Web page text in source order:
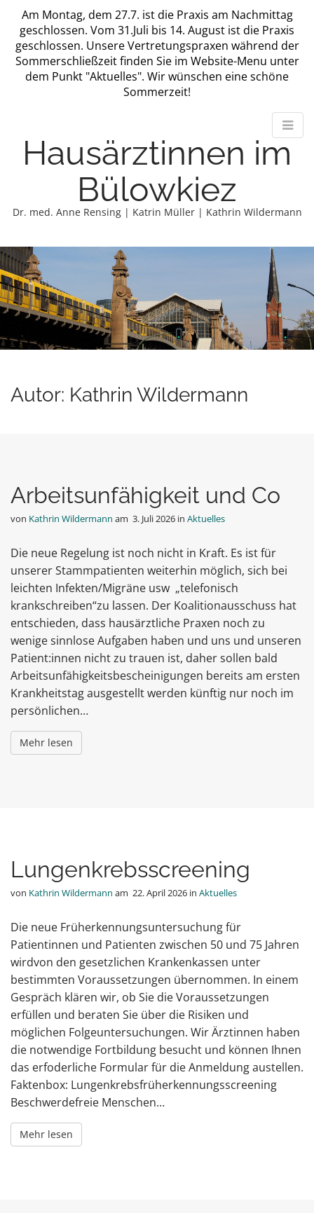
Am Montag, dem 27.7. ist die Praxis am Nachmittag
geschlossen. Vom 31.Juli bis 14. August ist die Praxis
geschlossen. Unsere Vertretungspraxen während der
Sommerschließzeit finden Sie im Website-Menu unter
dem Punkt "Aktuelles". Wir wünschen eine schöne
Sommerzeit!
Hausärztinnen im
Bülowkiez
Dr. med. Anne Rensing | Katrin Müller | Kathrin Wildermann
Autor: Kathrin Wildermann
Arbeitsunfähigkeit und Co
von Kathrin Wildermann am 3. Juli 2026 in Aktuelles
Die neue Regelung ist noch nicht in Kraft. Es ist für
unserer Stammpatienten weiterhin möglich, sich bei
leichten Infekten/Migräne usw „telefonisch
krankschreiben“zu lassen. Der Koalitionausschuss hat
entschieden, dass hausärztliche Praxen noch zu
wenige sinnlose Aufgaben haben und uns und unseren
Patient:innen nicht zu trauen ist, daher sollen bald
Arbeitsunfähigkeitsbescheinigungen bereits am ersten
Krankheitstag ausgestellt werden künftig nur noch im
persönlichen…
Mehr lesen
Lungenkrebsscreening
von Kathrin Wildermann am 22. April 2026 in Aktuelles
Die neue Früherkennungsuntersuchung für
Patientinnen und Patienten zwischen 50 und 75 Jahren
wirdvon den gesetzlichen Krankenkassen unter
bestimmten Voraussetzungen übernommen. In einem
Gespräch klären wir, ob Sie die Voraussetzungen
erfüllen und beraten Sie über die Risiken und
möglichen Folgeuntersuchungen. Wir Ärztinnen haben
die notwendige Fortbildung besucht und können Ihnen
das erfoderliche Formular für die Anmeldung austellen.
Faktenbox: Lungenkrebsfrüherkennungsscreening
Beschwerdefreie Menschen…
Mehr lesen